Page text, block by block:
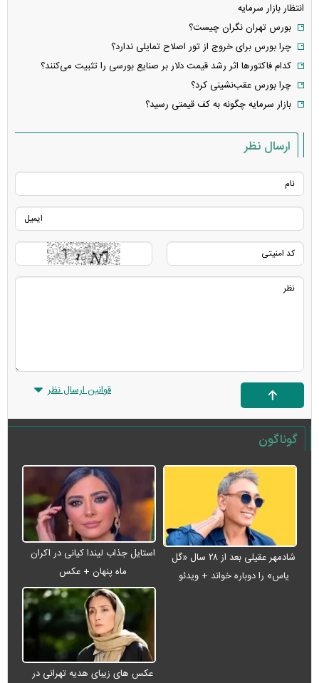
انتظار بازار سرمایه
بورس تهران نگران چيست؟
چرا بورس برای خروج از تور اصلاح تمایلی ندارد؟
کدام فاکتورها اثر رشد قیمت دلار بر صنایع بورسی را تثبیت می‌کنند؟
چرا بورس عقب‌نشینی کرد؟
بازار سرمایه چگونه به کف قیمتی رسید؟
ارسال نظر
قوانین ارسال نظر
گوناگون
شادمهر عقیلی بعد از ۲۸ سال «گل
یاس» را دوباره خواند + ویدئو
استایل جذاب لیندا کیانی در اکران
ماه پنهان + عکس
عکس های زیبای هدیه تهرانی در